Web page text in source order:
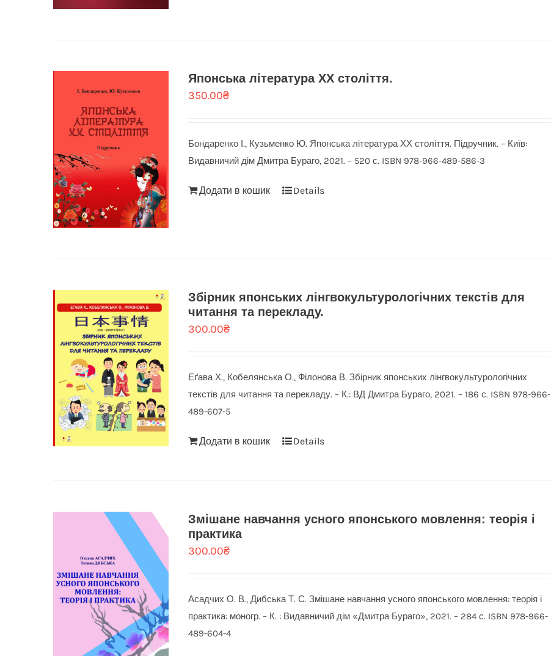
Японська література ХХ століття.
350.00₴
Бондаренко І., Кузьменко Ю. Японська література ХХ століття. Підручник. – Київ:
Видавничий дім Дмитра Бураго, 2021. – 520 с. ISBN 978-966-489-586-3
Додати в кошик Details
Збірник японських лінгвокультурологічних текстів для
читання та перекладу.
300.00₴
Еґава Х., Кобелянська О., Філонова В. Збірник японських лінгвокультурологічних
текстів для читання та перекладу. – К.: ВД Дмитра Бураго, 2021. – 186 с. ISBN 978-966-
489-607-5
Додати в кошик Details
Змішане навчання усного японського мовлення: теорія і
практика
300.00₴
Асадчих О. В., Дибська Т. С. Змішане навчання усного японського мовлення: теорія і
практика: моногр. – К. : Видавничий дім «Дмитра Бураго», 2021. – 284 с. ISBN 978-966-
489-604-4